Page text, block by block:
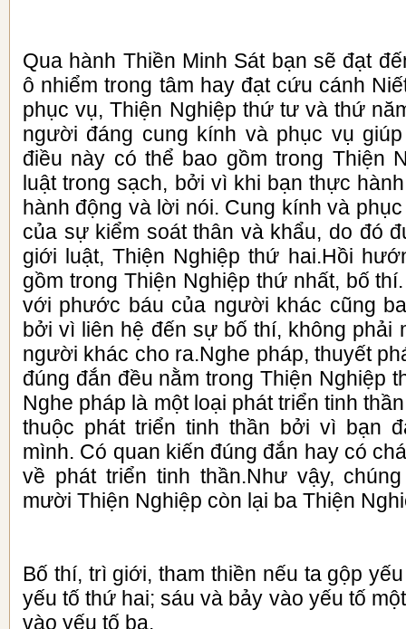
Qua hành Thiền Minh Sát bạn sẽ đạt
ô nhiểm trong tâm hay đạt cứu cánh
phục vụ, Thiện Nghiệp thứ tư và thứ
người đáng cung kính và phục vụ
điều này có thể bao gồm trong Thiện
luật trong sạch, bởi vì khi bạn thực
hành động và lời nói. Cung kính và
của sự kiểm soát thân và khẩu, do đó
giới luật, Thiện Nghiệp thứ hai.Hồi
gồm trong Thiện Nghiệp thứ nhất, bố
với phước báu của người khác cũng
bởi vì liên hệ đến sự bố thí, không phải
người khác cho ra.Nghe pháp, thuyết
đúng đắn đều nằm trong Thiện Nghiệp
Nghe pháp là một loại phát triển tinh
thuộc phát triển tinh thần bởi vì bạn
mình. Có quan kiến đúng đắn hay có
về phát triển tinh thần.Như vậy,
mười Thiện Nghiệp còn lại ba Thiện
Bố thí, trì giới, tham thiền nếu ta gộp
yếu tố thứ hai; sáu và bảy vào yếu tố
vào yếu tố ba.